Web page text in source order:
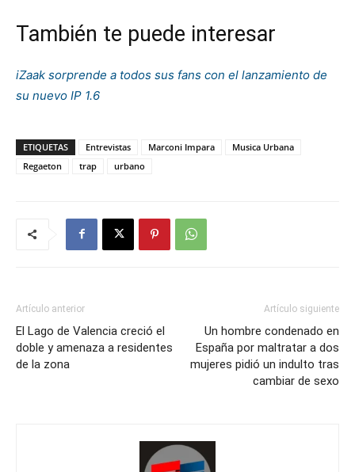
También te puede interesar
iZaak sorprende a todos sus fans con el lanzamiento de
su nuevo IP 1.6
ETIQUETAS Entrevistas Marconi Impara
Musica Urbana
Regaeton
trap urbano
Artículo anterior
El Lago de Valencia creció el
doble y amenaza a residentes
de la zona
Artículo siguiente
Un hombre condenado en
España por maltratar a dos
mujeres pidió un indulto tras
cambiar de sexo